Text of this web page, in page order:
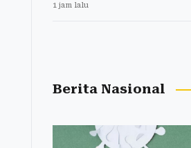
1 jam lalu
Berita Nasional